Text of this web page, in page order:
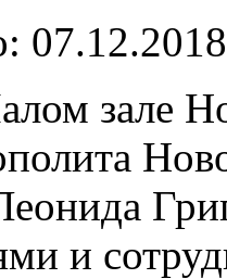
07.12.2018
зале
и